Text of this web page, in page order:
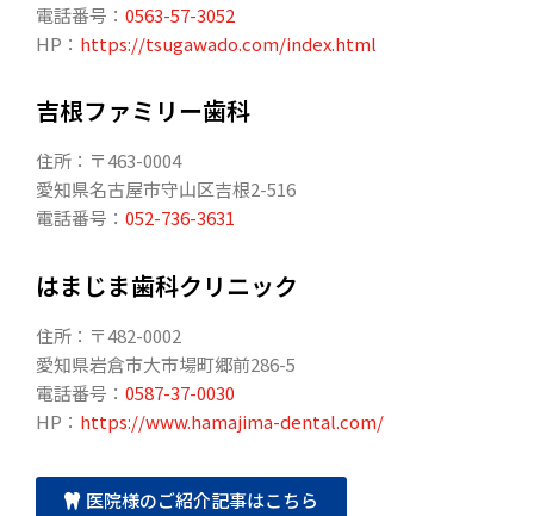
電話番号： 0563-57-3052
HP： https://tsugawado.com/index.html
吉根ファミリー歯科
住所：〒463-0004
愛知県名古屋市守山区吉根2-516
電話番号： 052-736-3631
はまじま歯科クリニック
住所：〒482-0002
愛知県岩倉市大市場町郷前286-5
電話番号： 0587-37-0030
HP： https://www.hamajima-dental.com/
医院様のご紹介記事はこちら